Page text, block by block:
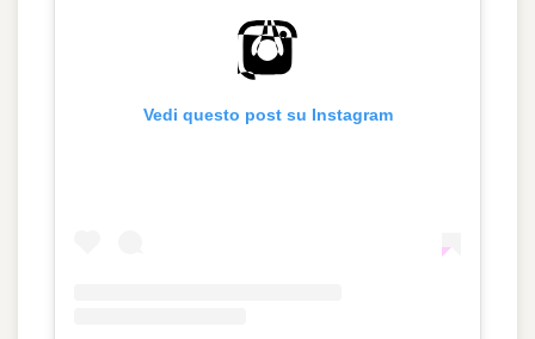
Vedi questo post su Instagram